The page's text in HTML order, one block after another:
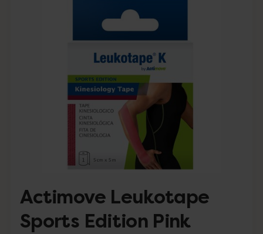
Lista: . Innehåller 1 objekt.
Actimove Leukotape
Sports Edition Pink